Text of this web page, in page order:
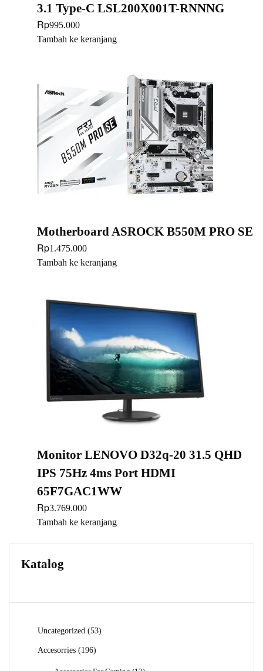
3.1 Type-C LSL200X001T-RNNNG
Rp995.000
Tambah ke keranjang
Motherboard ASROCK B550M PRO SE
Rp1.475.000
Tambah ke keranjang
Monitor LENOVO D32q-20 31.5 QHD
IPS 75Hz 4ms Port HDMI
65F7GAC1WW
Rp3.769.000
Tambah ke keranjang
Katalog
Uncategorized 5353
Accesorries
196196